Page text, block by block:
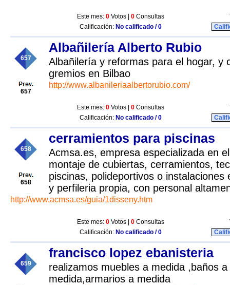
Este mes: 0 Votos | 0 Consultas
Calificación: No calificado / 0
657
657
Albañilería Alberto Rubio
Albañilería y reformas para el hogar, y
gremios en Bilbao
http://www.albanileriaalbertorubio.com/
Este mes: 0 Votos | 0 Consultas
Calificación: No calificado / 0
658
658
cerramientos para piscinas
Acmsa.es, empresa especializada en
montaje de cubiertas, cerramientos,
piscinas, polideportivos o instalaciones
y perfileria propia, con personal
http://www.acmsa.es/guia/1disseny.htm
Este mes: 0 Votos | 0 Consultas
Calificación: No calificado / 0
659
francisco lopez ebanisteria
realizamos muebles a medida ,baños
medida,armarios a medida